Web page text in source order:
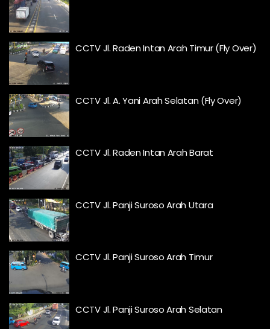
CCTV Jl. Raden Intan Arah Timur (Fly Over)
CCTV Jl. A. Yani Arah Selatan (Fly Over)
CCTV Jl. Raden Intan Arah Barat
CCTV Jl. Panji Suroso Arah Utara
CCTV Jl. Panji Suroso Arah Timur
CCTV Jl. Panji Suroso Arah Selatan